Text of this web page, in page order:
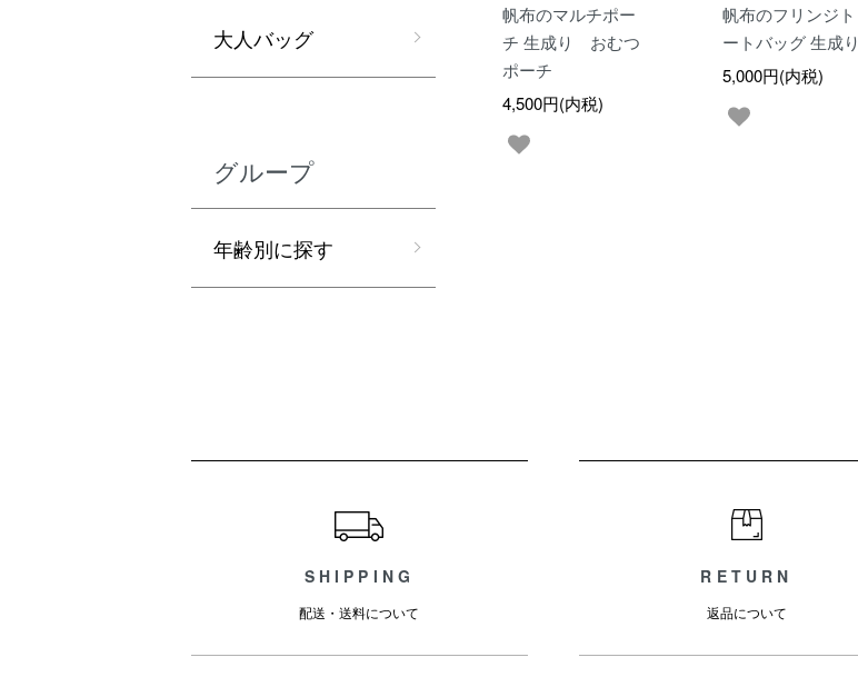
帆布のマルチポー
チ 生成り おむつ
ポーチ
4,500円(内税)
帆布のフリンジト
ートバッグ 生成り
5,000円(内税)
大人バッグ
グループ
年齢別に探す
SHIPPING
配送・送料について
RETURN
返品について